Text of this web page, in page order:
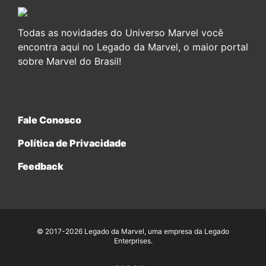
Todas as novidades do Universo Marvel você
encontra aqui no Legado da Marvel, o maior portal
sobre Marvel do Brasil!
Fale Conosco
Política de Privacidade
Feedback
© 2017-2026 Legado da Marvel, uma empresa da Legado
Enterprises.